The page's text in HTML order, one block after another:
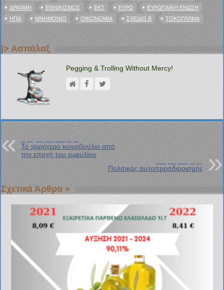
ΔΡΑΧΜΉ
ΕΘΝΙΚΙΣΜΌΣ ΕΚΤ ΕΥΡΏ
ΕΥΡΩΠΑΪΚΉ ΈΝΩΣΗ
ΗΠΑ
ΜΝΗΜΌΝΙΟ ΟΙΚΟΝΟΜΊΑ ΣΧΕΔΊΟ Β ΤΟΚΟΓΛΥΦΊΑ
|> Ασπάλαξ
Pegging & Trolling Without Mercy!
Προηγούμενη Ανάρτηση
Το χειρότερο κοινοβούλιο από
την εποχή του εμφυλίου
Επόμενη Ανάρτηση
Πολιτικός αυτοπροσδιορισμός
Σχετικά Άρθρα »